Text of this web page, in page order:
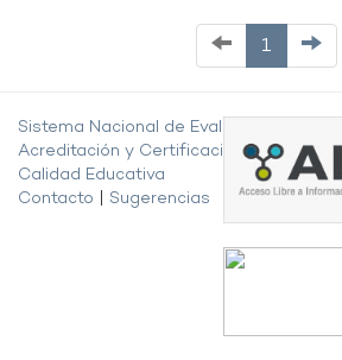
1
Sistema Nacional de Evaluación,
Acreditación y Certificación de la
Calidad Educativa
Contacto
Sugerencias